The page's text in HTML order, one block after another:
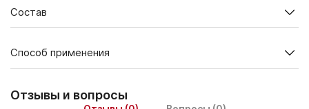
Состав
Экстракт листьев
шелковицы
200
Экстракт семян
Способ применения
Взрослым по 1 капсуле 2 раза в день во время еды.
Отзывы и вопросы